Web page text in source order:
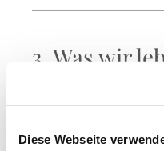
Diese Webseite
3. Was wir
Unser